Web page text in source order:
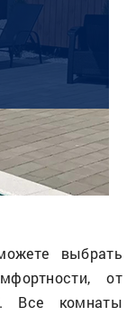
выбрать
от
Все комнаты